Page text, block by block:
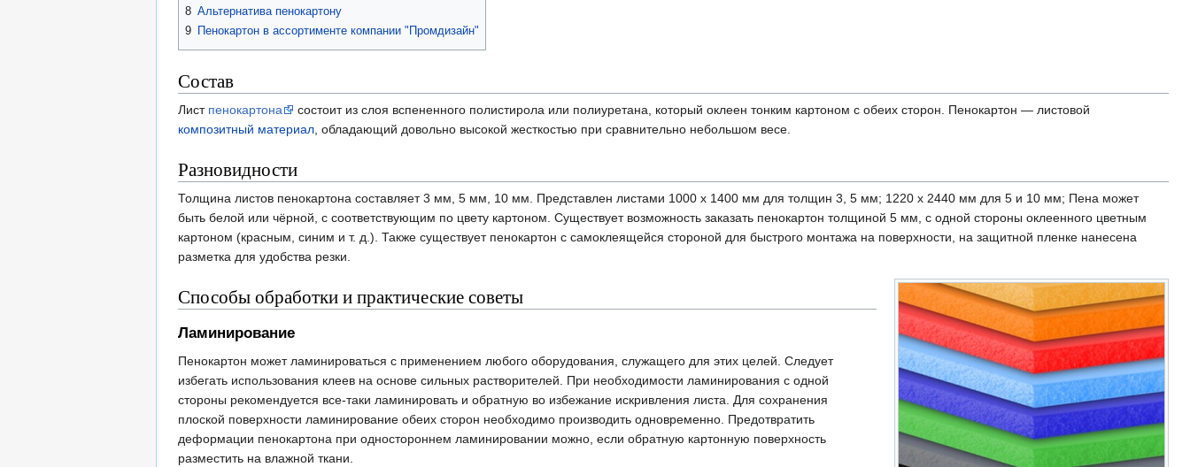
8 Альтернатива пенокартону
9 Пенокартон в ассортименте компании "Промдизайн"
Состав
Лист пенокартона
состоит из слоя вспененного полистирола или полиуретана, который оклеен тонким картоном с обеих сторон. Пенокартон — листовой
композитный материал, обладающий довольно высокой жесткостью при сравнительно небольшом весе.
Разновидности
Толщина листов пенокартона составляет 3 мм, 5 мм, 10 мм. Представлен листами 1000 х 1400 мм для толщин 3, 5 мм; 1220 х 2440 мм для 5 и 10 мм; Пена может
быть белой или чёрной, с соответствующим по цвету картоном. Существует возможность заказать пенокартон толщиной 5 мм, с одной стороны оклеенного цветным
картоном (красным, синим и т. д.). Также существует пенокартон с самоклеящейся стороной для быстрого монтажа на поверхности, на защитной пленке нанесена
разметка для удобства резки.
Способы обработки и практические советы
Ламинирование
Пенокартон может ламинироваться с применением любого оборудования, служащего для этих целей. Следует
избегать использования клеев на основе сильных растворителей. При необходимости ламинирования с одной
стороны рекомендуется все-таки ламинировать и обратную во избежание искривления листа. Для сохранения
плоской поверхности ламинирование обеих сторон необходимо производить одновременно. Предотвратить
деформации пенокартона при одностороннем ламинировании можно, если обратную картонную поверхность
разместить на влажной ткани.